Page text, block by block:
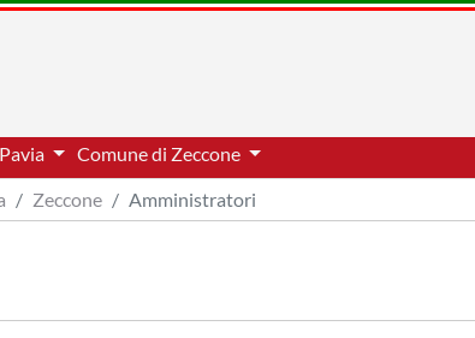
Comune di Zeccone
Zeccone Amministratori